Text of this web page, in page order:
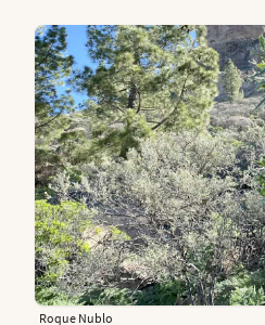
Roque Nublo